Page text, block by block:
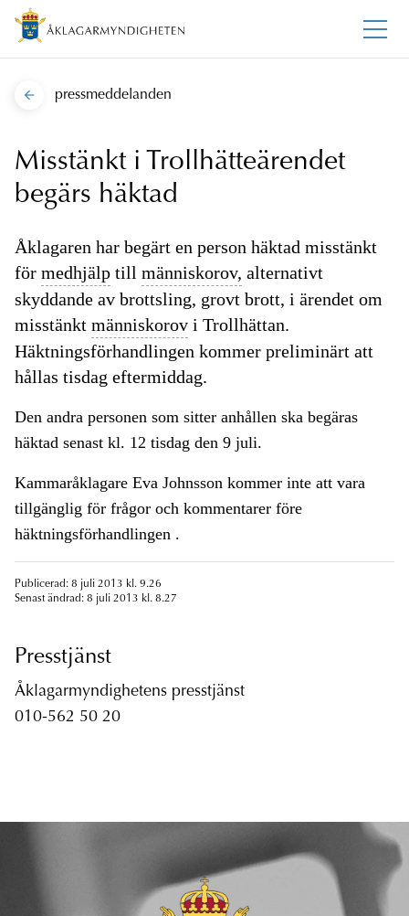
pressmeddelanden
Misstänkt i Trollhätteärendet
begärs häktad
Åklagaren har begärt en person häktad misstänkt
för medhjälp till människorov, alternativt
skyddande av brottsling, grovt brott, i ärendet om
misstänkt människorov i Trollhättan.
Häktningsförhandlingen kommer preliminärt att
hållas tisdag eftermiddag.
Den andra personen som sitter anhållen ska begäras
häktad senast kl. 12 tisdag den 9 juli.
Kammaråklagare Eva Johnsson kommer inte att vara
tillgänglig för frågor och kommentarer före
häktningsförhandlingen .
Publicerad: 8 juli 2013 kl. 9.26
Senast ändrad: 8 juli 2013 kl. 8.27
Presstjänst
Åklagarmyndighetens presstjänst
010-562 50 20